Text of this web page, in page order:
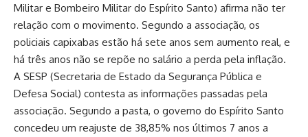
Militar e Bombeiro Militar do Espírito Santo) afirma não ter
relação com o movimento. Segundo a associação, os
policiais capixabas estão há sete anos sem aumento real, e
há três anos não se repõe no salário a perda pela inflação.
A SESP (Secretaria de Estado da Segurança Pública e
Defesa Social) contesta as informações passadas pela
associação. Segundo a pasta, o governo do Espírito Santo
concedeu um reajuste de 38,85% nos últimos 7 anos a